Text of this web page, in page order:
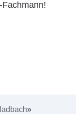
»